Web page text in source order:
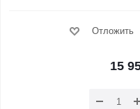
Отложить
15